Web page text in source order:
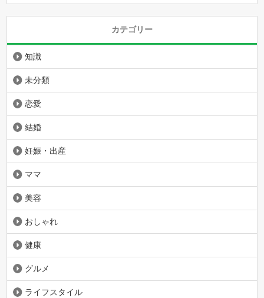
カテゴリー
知識
未分類
恋愛
結婚
妊娠・出産
ママ
美容
おしゃれ
健康
グルメ
ライフスタイル